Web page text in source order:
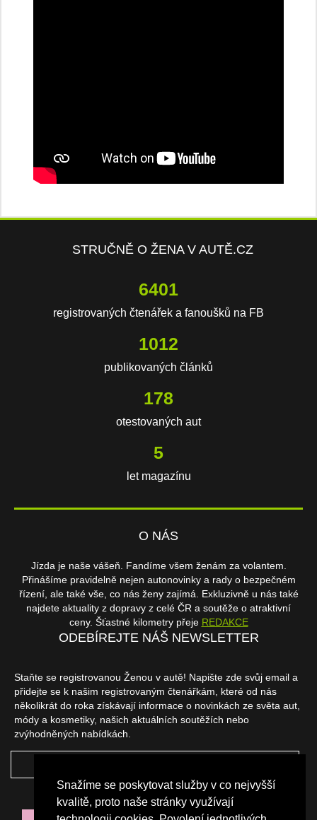
Snažíme se poskytovat služby v co nejvyšší
kvalitě, proto naše stránky využívají
STRUČNĚ O ŽENA V AUTĚ.CZ
10817
registrovaných čtenářek a fanoušků na FB
1710
publikovaných článků
301
otestovaných aut
8
let magazínu
O NÁS
Jízda je naše vášeň. Fandíme všem ženám za volantem.
Přinášíme pravidelně nejen autonovinky a rady o bezpečném
řízení, ale také vše, co nás ženy zajímá. Exkluzivně u nás také
najdete aktuality z dopravy z celé ČR a soutěže o atraktivní
ceny. Šťastné kilometry přeje REDAKCE
ODEBÍREJTE NÁŠ NEWSLETTER
Staňte se registrovanou Ženou v autě! Napište zde svůj email a
přidejte se k našim registrovaným čtenářkám, které od nás
několikrát do roka získávají informace o novinkách ze světa aut,
módy a kosmetiky, našich aktuálních soutěžích nebo
zvýhodněných nabídkách.
NAŠI PARTNEŘI